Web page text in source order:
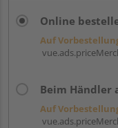
Online
Auf
Beim Händler
Auf